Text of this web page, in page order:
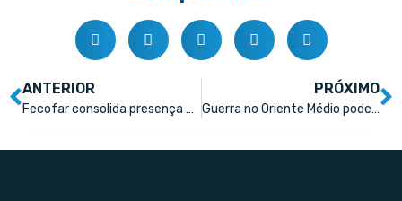
ANTERIOR
Fecofar consolida presença massiva no Abradilan Conexão Farma
PRÓXIMO
Guerra no Oriente Médio pode afetar custo de medicamentos, diz Ministério